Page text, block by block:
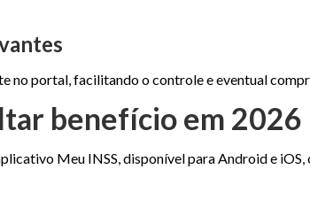
no portal, facilitando o controle e eventual
benefício em 2026
Meu INSS, disponível para Android e iOS,